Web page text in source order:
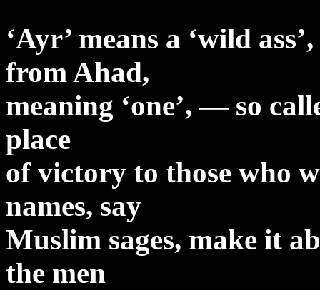
‘Ayr’ means a ‘wild
from Ahad,
meaning ‘one’, — so
place
of victory to those who
names, say
Muslim sages, make it
the men